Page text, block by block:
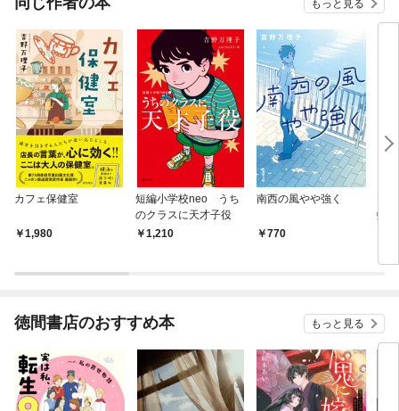
もっと見る
カフェ保健室
1,980
短編小学校neo うち
のクラスに天才子役
1,210
南西の風やや強く
770
虹
徳間書店のおすすめ本 もっと見る